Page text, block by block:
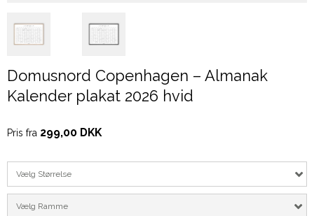
Domusnord Copenhagen – Almanak
Kalender plakat 2026 hvid
Pris fra 299,00 DKK
Vælg Størrelse
Vælg Ramme